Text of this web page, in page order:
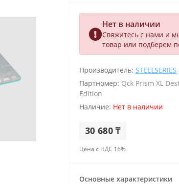
Нет в наличии
Свяжитесь с нами и
товар или подберем
Производитель: STEELSERIES
Партномер: Qck Prism XL
Edition
Наличие: Нет в наличии
30 680 ₸
Цена с НДС 16%
Основные характеристики